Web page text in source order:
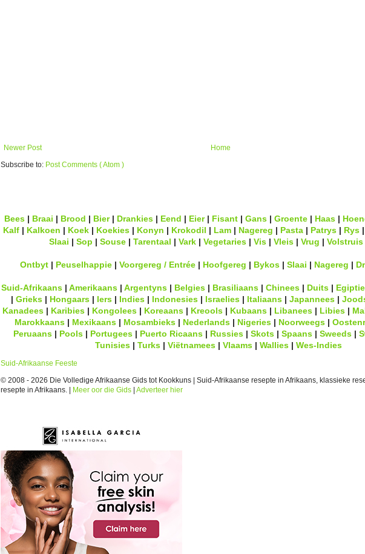
Newer Post
Home
Subscribe to: Post Comments ( Atom )
Bees | Braai | Brood | Bier| Drankies | Eend | Eier| Fisant | Gans | Groente | Haas |
Kalf| Kalkoen | Koek| Koekies| Konyn | Krokodil | Lam| Nagereg | Pasta| Patrys| Rys|
Slaai | Sop | Souse| Tarentaal | Vark| Vegetaries| Vis| Vleis| Vrug | Volstruis
Ontbyt| Peuselhappie| Voorgereg / Entrée| Hoofgereg | Bykos| Slaai | Nagereg |
Suid-Afrikaans| Amerikaans| Argentyns| Belgies| Brasiliaans| Chinees| Duits|
| Grieks| Hongaars| Iers| Indies| Indonesies| Israelies| Italiaans| Japannees|
Kanadees| Karibies| Kongolees| Koreaans| Kreools| Kubaans| Libanees| Libies|
Marokkaans | Mexikaans | Mosambieks | Nederlands | Nigeries | Noorweegs |
Peruaans| Pools| Portugees| Puerto Ricaans| Russies| Skots| Spaans| Sweeds|
Tunisies | Turks | Viëtnamees | Vlaams | Wallies | Wes-Indies
Suid-Afrikaanse Feeste
© 2008 - 2026 Die Volledige Afrikaanse Gids tot Kookkuns | Suid-Afrikaanse resepte in Afrikaans, klassieke
resepte in Afrikaans. |
Meer oor die Gids Adverteer hier